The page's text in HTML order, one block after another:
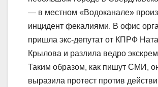
— в местном «Водоканале»
инцидент фекалиями. В офис
пришла экс-депутат от КПРФ
Крылова и разлила ведро
Таким образом, как пишут СМИ,
выразила протест против